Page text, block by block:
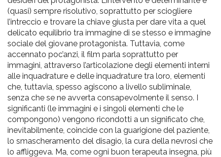
(quasi) sempre risolutivo, soprattutto per sciogliere
l’intreccio e trovare la chiave giusta per dare vita a quel
delicato equilibrio tra immagine di se stesso e immagine
sociale del giovane protagonista. Tuttavia, come
accennato poc’anzi, il film parla soprattutto per
immagini, attraverso l’articolazione degli elementi interni
alle inquadrature e delle inquadrature tra loro, elementi
che, tuttavia, spesso agiscono a livello subliminale,
senza che se ne avverta consapevolmente il senso. I
significanti (le immagini e i singoli elementi che le
compongono) vengono ricondotti a un significato che,
inevitabilmente, coincide con la guarigione del paziente,
lo smascheramento del disagio, la cura della nevrosi che
lo affliggeva. Ma, come ogni buon terapeuta insegna, più